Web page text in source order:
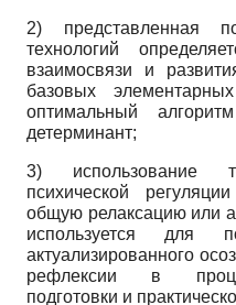
2) представленная
технологий
взаимосвязи и
базовых
оптимальный
детерминант;
3) использование
психической
общую релаксацию или
используется для
актуализированного
рефлексии в
подготовки и